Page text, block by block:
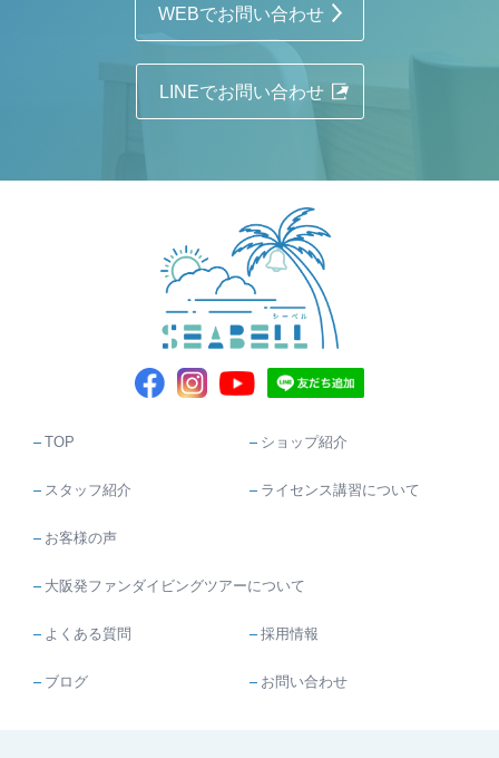
WEBでお問い合わせ
LINEでお問い合わせ
TOP ショップ紹介
スタッフ紹介 ライセンス講習について
お客様の声
大阪発ファンダイビングツアーについて
よくある質問 採用情報
ブログ お問い合わせ